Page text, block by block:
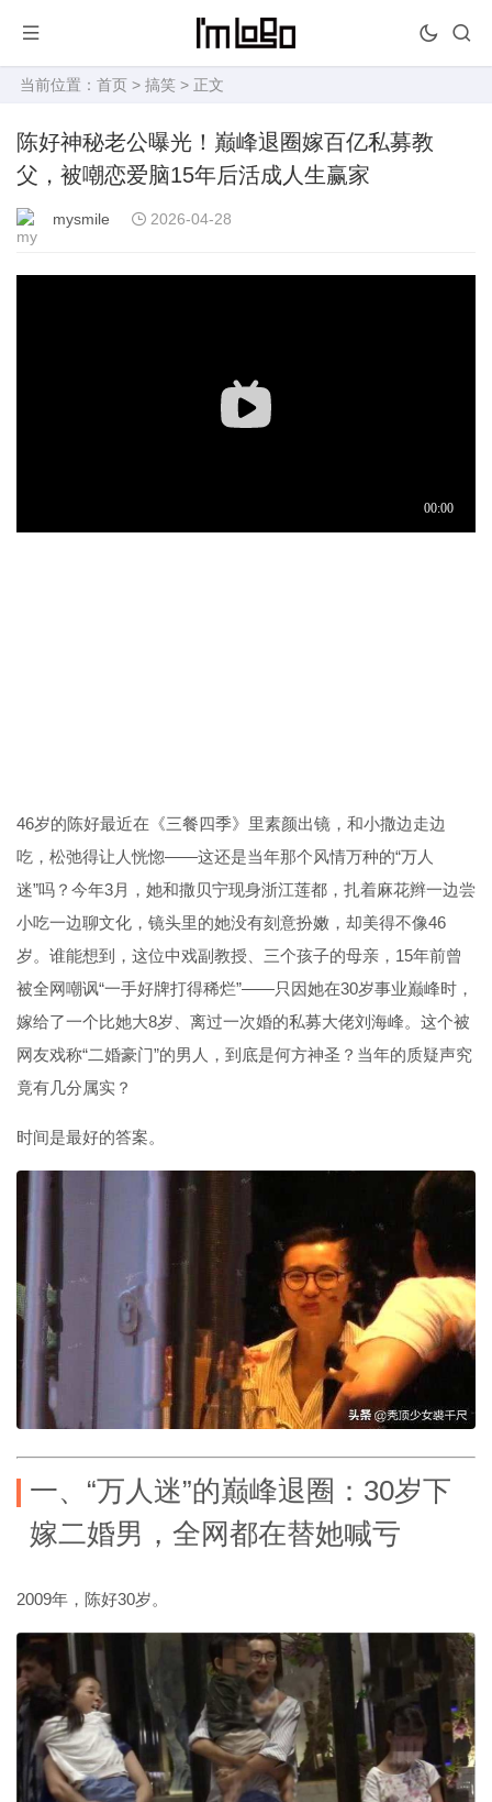
当前位置： 首页 > 搞笑 > 正文
陈好神秘老公曝光！巅峰退圈嫁百亿私募教
父，被嘲恋爱脑15年后活成人生赢家
mysmile 2026-04-28
46岁的陈好最近在《三餐四季》里素颜出镜，和小撒边走边
吃，松弛得让人恍惚——这还是当年那个风情万种的“万人
迷”吗？今年3月，她和撒贝宁现身浙江莲都，扎着麻花辫一边尝
小吃一边聊文化，镜头里的她没有刻意扮嫩，却美得不像46
岁。谁能想到，这位中戏副教授、三个孩子的母亲，15年前曾
被全网嘲讽“一手好牌打得稀烂”——只因她在30岁事业巅峰时，
嫁给了一个比她大8岁、离过一次婚的私募大佬刘海峰。这个被
网友戏称“二婚豪门”的男人，到底是何方神圣？当年的质疑声究
竟有几分属实？
时间是最好的答案。
一、“万人迷”的巅峰退圈：30岁下
嫁二婚男，全网都在替她喊亏
2009年，陈好30岁。